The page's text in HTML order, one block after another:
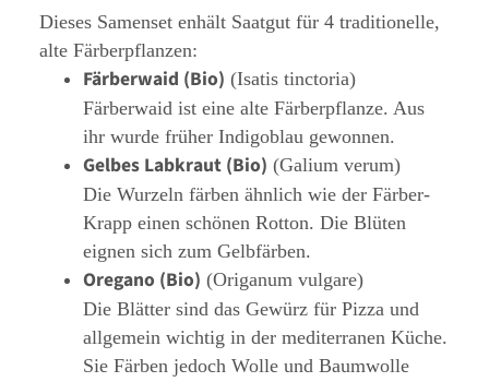
Dieses Samenset enhält Saatgut für 4 traditionelle,
alte Färberpflanzen:
Färberwaid (Bio) (Isatis tinctoria)
Färberwaid ist eine alte Färberpflanze. Aus
ihr wurde früher Indigoblau gewonnen.
Gelbes Labkraut (Bio) (Galium verum)
Die Wurzeln färben ähnlich wie der Färber-
Krapp einen schönen Rotton. Die Blüten
eignen sich zum Gelbfärben.
Oregano (Bio) (Origanum vulgare)
Die Blätter sind das Gewürz für Pizza und
allgemein wichtig in der mediterranen Küche.
Sie Färben jedoch Wolle und Baumwolle